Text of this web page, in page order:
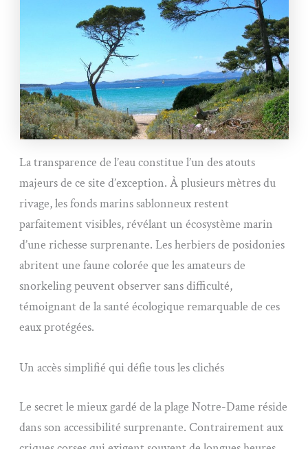
La transparence de l’eau constitue l’un des atouts
majeurs de ce site d’exception. À plusieurs mètres du
rivage, les fonds marins sablonneux restent
parfaitement visibles, révélant un écosystème marin
d’une richesse surprenante. Les herbiers de posidonies
abritent une faune colorée que les amateurs de
snorkeling peuvent observer sans difficulté,
témoignant de la santé écologique remarquable de ces
eaux protégées.
Un accès simplifié qui défie tous les clichés
Le secret le mieux gardé de la plage Notre-Dame réside
dans son accessibilité surprenante. Contrairement aux